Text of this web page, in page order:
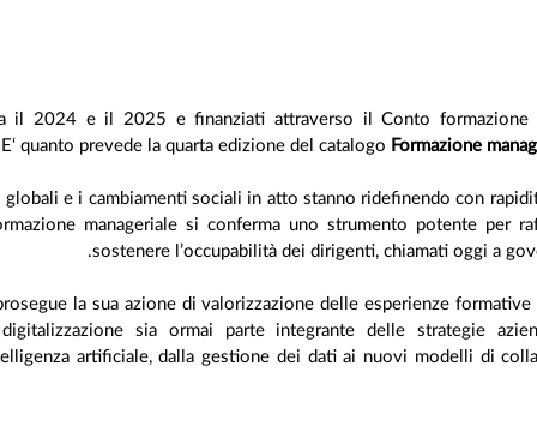
il 2024 e il 2025 e finanziati attraverso il Conto
quanto prevede la quarta edizione del catalogo Formazione
e i cambiamenti sociali in atto stanno ridefinendo con
manageriale si conferma uno strumento potente per
sostenere l’occupabilità dei dirigenti, chiamati oggi a
la sua azione di valorizzazione delle esperienze
sia ormai parte integrante delle strategie
artificiale, dalla gestione dei dati ai nuovi modelli di